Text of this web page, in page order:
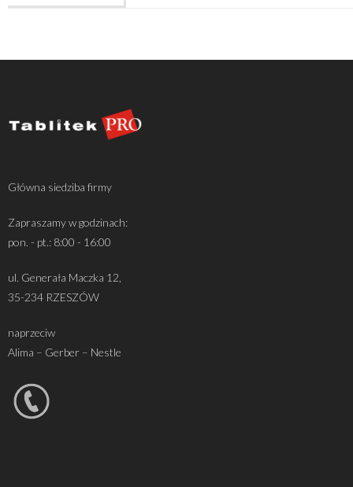
Główna siedziba firmy
Zapraszamy w godzinach:
pon. - pt.: 8:00 - 16:00
ul. Generała Maczka 12,
35-234 RZESZÓW
naprzeciw
Alima – Gerber – Nestle